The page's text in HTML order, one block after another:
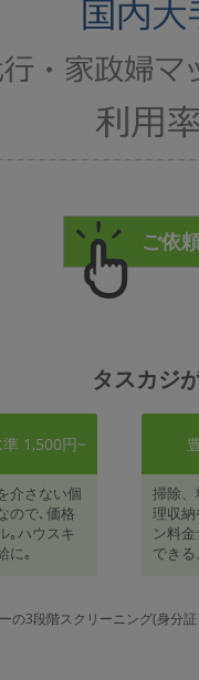
タスカジ
1,500円~
介さない個
ので､価格
｡ハウスキ
に｡
掃除
理収納
ン料
できる。
の3段階スクリーニング(身分